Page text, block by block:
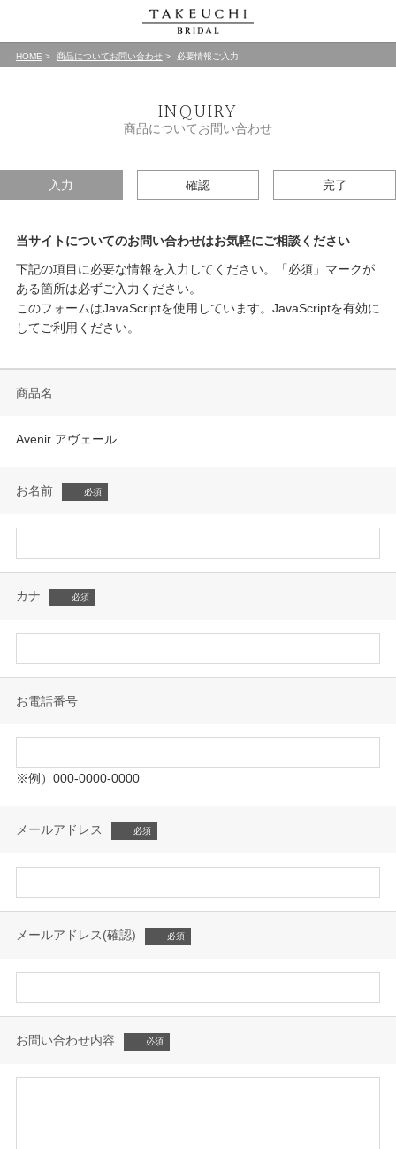
HOME 商品についてお問い合わせ 必要情報ご入力
INQUIRY
商品についてお問い合わせ
入力 確認 完了
当サイトについてのお問い合わせはお気軽にご相談ください
下記の項目に必要な情報を入力してください。「必須」マークが
ある箇所は必ずご入力ください。
このフォームはJavaScriptを使用しています。JavaScriptを有効に
してご利用ください。
商品名
Avenir アヴェール
お名前
カナ
お電話番号
※例）000-0000-0000
メールアドレス
メールアドレス(確認)
お問い合わせ内容